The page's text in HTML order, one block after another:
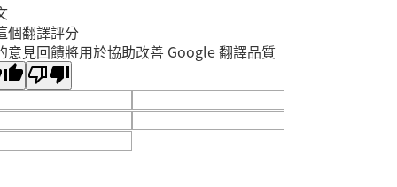
個翻譯評分
意見回饋將用於協助改善 Google 翻譯品質